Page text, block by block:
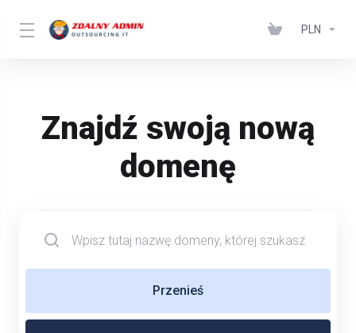
PLN
Znajdź swoją nową
domenę
Przenieś